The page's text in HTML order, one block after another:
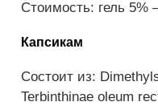
Стоимость: гель 5%
Капсикам
Состоит из:
Terbinthinae oleum